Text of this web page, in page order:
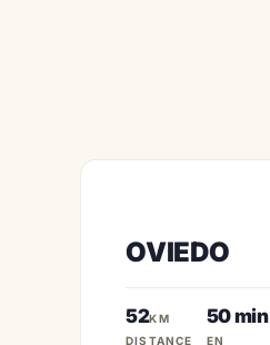
OVIEDO
52KM
DISTANCE
50 min
EN